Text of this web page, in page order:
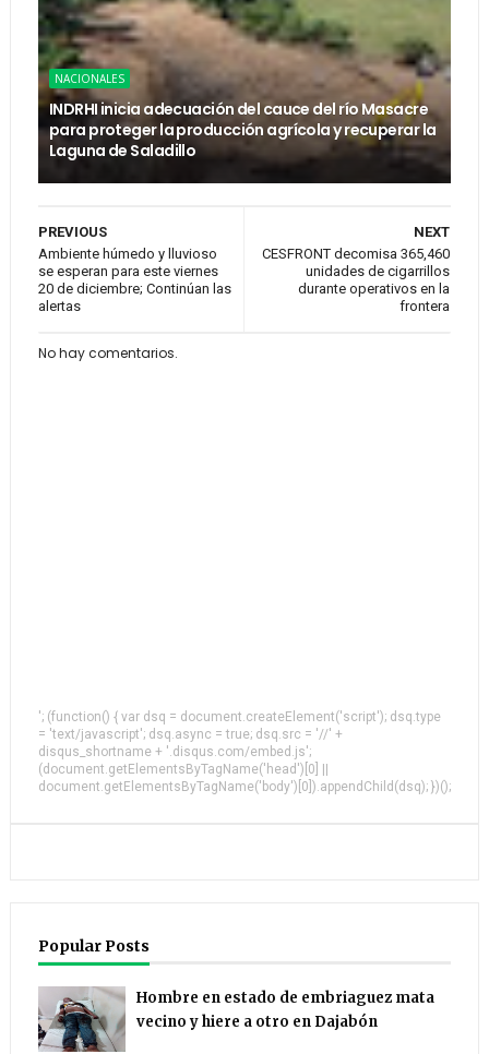
NACIONALES
INDRHI inicia adecuación del cauce del río Masacre
para proteger la producción agrícola y recuperar la
Laguna de Saladillo
NEXT
CESFRONT decomisa 365,460
unidades de cigarrillos
durante operativos en la
frontera
PREVIOUS
Ambiente húmedo y lluvioso
se esperan para este viernes
20 de diciembre; Continúan las
alertas
No hay comentarios.
'; (function() { var dsq = document.createElement('script'); dsq.type
= 'text/javascript'; dsq.async = true; dsq.src = '//' +
disqus_shortname + '.disqus.com/embed.js';
(document.getElementsByTagName('head')[0] ||
document.getElementsByTagName('body')[0]).appendChild(dsq); })();
Popular Posts
Hombre en estado de embriaguez mata
vecino y hiere a otro en Dajabón